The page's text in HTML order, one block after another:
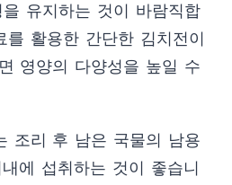
유지하는 것이 바람직합
를 활용한 간단한 김치전이
영양의 다양성을 높일 수
조리 후 남은 국물의 남용
에 섭취하는 것이 좋습니